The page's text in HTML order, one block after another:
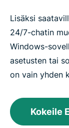
Lisäksi
24/7-chatin
Windows-
asetusten tai
on vain yhden
Kokeile